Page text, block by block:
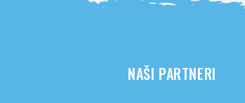
NAŠI PARTNERI